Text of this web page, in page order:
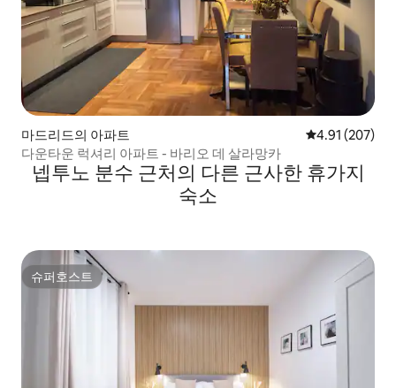
마드리드의 아파트 평점 4.91점(5
4.91 (207)
다운타운 럭셔리 아파트 - 바리오 데 살라망카
넵투노 분수 근처의 다른 근사한 휴가지
숙소
슈퍼호스트
슈퍼호스트